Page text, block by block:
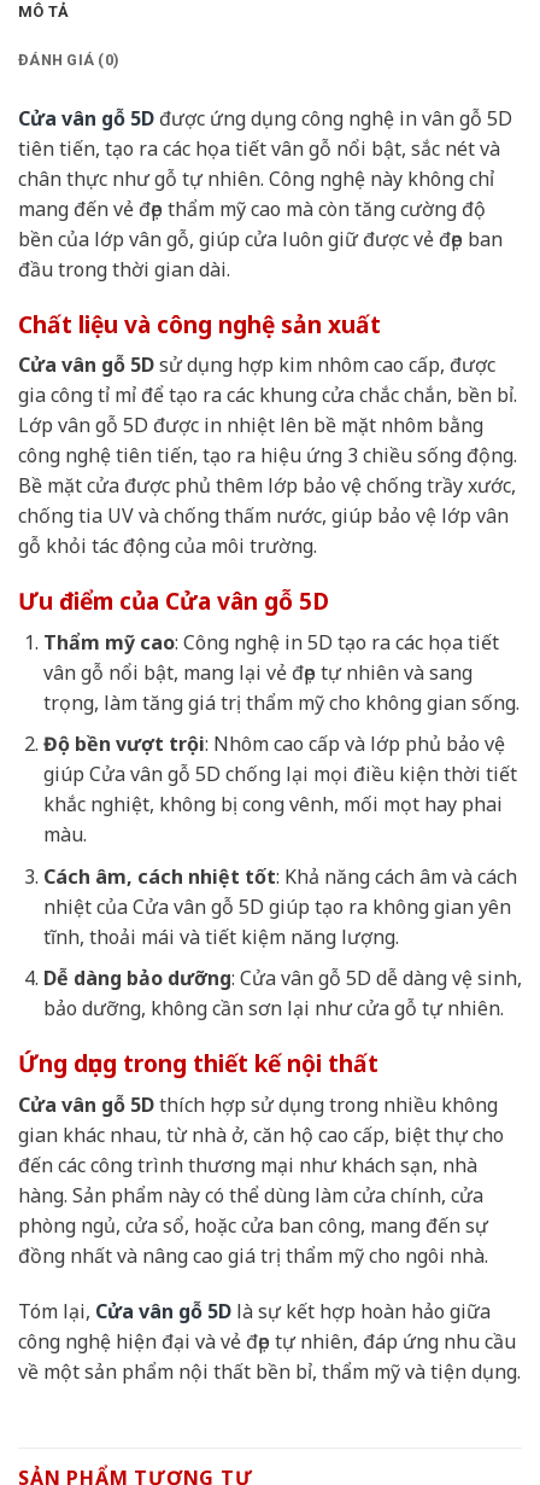
MÔ TẢ
ĐÁNH GIÁ (0)
Cửa vân gỗ 5D được ứng dụng công nghệ in vân gỗ 5D
tiên tiến, tạo ra các họa tiết vân gỗ nổi bật, sắc nét và
chân thực như gỗ tự nhiên. Công nghệ này không chỉ
mang đến vẻ đẹp thẩm mỹ cao mà còn tăng cường độ
bền của lớp vân gỗ, giúp cửa luôn giữ được vẻ đẹp ban
đầu trong thời gian dài.
Chất liệu và công nghệ sản xuất
Cửa vân gỗ 5Dsử dụng hợp kim nhôm cao cấp, được
gia công tỉ mỉ để tạo ra các khung cửa chắc chắn, bền bỉ.
Lớp vân gỗ 5D được in nhiệt lên bề mặt nhôm bằng
công nghệ tiên tiến, tạo ra hiệu ứng 3 chiều sống động.
Bề mặt cửa được phủ thêm lớp bảo vệ chống trầy xước,
chống tia UV và chống thấm nước, giúp bảo vệ lớp vân
gỗ khỏi tác động của môi trường.
Ưu điểm của Cửa vân gỗ 5D
Thẩm mỹ cao: Công nghệ in 5D tạo ra các họa tiết
vân gỗ nổi bật, mang lại vẻ đẹp tự nhiên và sang
trọng, làm tăng giá trị thẩm mỹ cho không gian sống.
Độ bền vượt trội: Nhôm cao cấp và lớp phủ bảo vệ
giúp Cửa vân gỗ 5D chống lại mọi điều kiện thời tiết
khắc nghiệt, không bị cong vênh, mối mọt hay phai
màu.
Cách âm, cách nhiệt tốt: Khả năng cách âm và cách
nhiệt của Cửa vân gỗ 5D giúp tạo ra không gian yên
tĩnh, thoải mái và tiết kiệm năng lượng.
Dễ dàng bảo dưỡng: Cửa vân gỗ 5D dễ dàng vệ sinh,
bảo dưỡng, không cần sơn lại như cửa gỗ tự nhiên.
Ứng dụng trong thiết kế nội thất
Cửa vân gỗ 5Dthích hợp sử dụng trong nhiều không
gian khác nhau, từ nhà ở, căn hộ cao cấp, biệt thự cho
đến các công trình thương mại như khách sạn, nhà
hàng. Sản phẩm này có thể dùng làm cửa chính, cửa
phòng ngủ, cửa sổ, hoặc cửa ban công, mang đến sự
đồng nhất và nâng cao giá trị thẩm mỹ cho ngôi nhà.
Tóm lại, Cửa vân gỗ 5D là sự kết hợp hoàn hảo giữa
công nghệ hiện đại và vẻ đẹp tự nhiên, đáp ứng nhu cầu
về một sản phẩm nội thất bền bỉ, thẩm mỹ và tiện dụng.
SẢN PHẨM TƯƠNG TỰ